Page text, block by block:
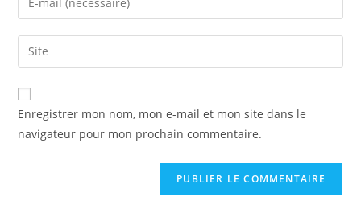
Enregistrer mon nom, mon e-mail et mon site dans le
navigateur pour mon prochain commentaire.